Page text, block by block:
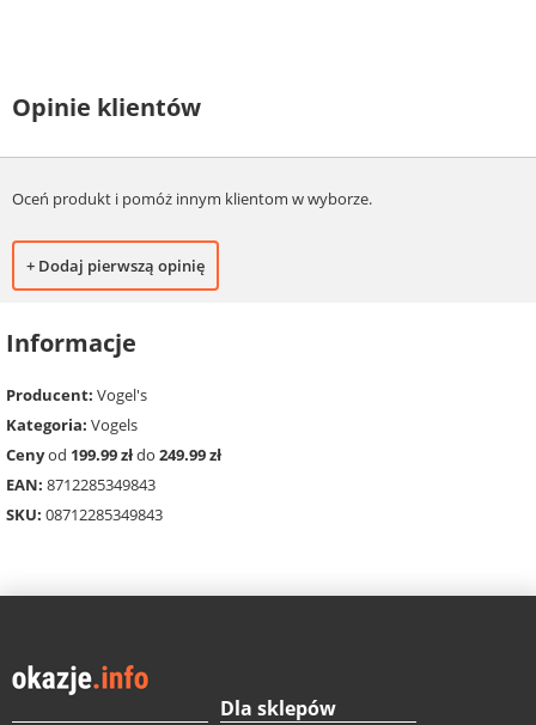
Opinie klientów
Oceń produkt i pomóż innym klientom w wyborze.
+ Dodaj pierwszą opinię
Informacje
Producent: Vogel's
Kategoria: Vogels
Cenyod 199.99 złdo 249.99 zł
EAN: 8712285349843
SKU: 08712285349843
Dla sklepów